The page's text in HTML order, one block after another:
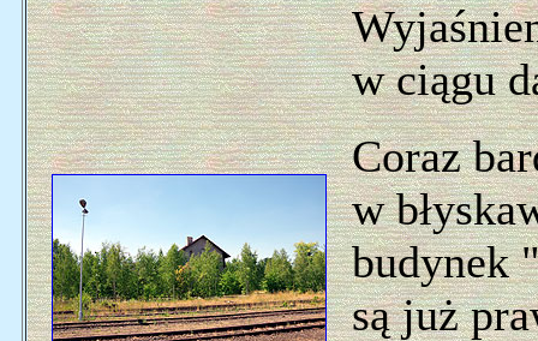
w ciągu
Coraz
w
budynek
są już